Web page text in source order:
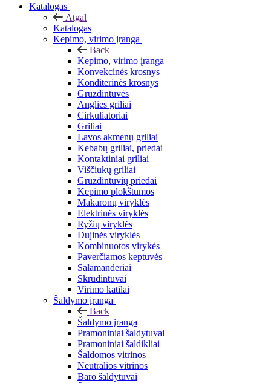
Katalogas
Atgal
Katalogas
Kepimo, virimo įranga
Back
Kepimo, virimo įranga
Konvekcinės krosnys
Konditerinės krosnys
Gruzdintuvės
Anglies griliai
Cirkuliatoriai
Griliai
Lavos akmenų griliai
Kebabų griliai, priedai
Kontaktiniai griliai
Viščiukų griliai
Gruzdintuvių priedai
Kepimo plokštumos
Makaronų viryklės
Elektrinės viryklės
Ryžių viryklės
Dujinės viryklės
Kombinuotos virykės
Paverčiamos keptuvės
Salamanderiai
Skrudintuvai
Virimo katilai
Šaldymo įranga
Back
Šaldymo įranga
Pramoniniai šaldytuvai
Pramoniniai šaldikliai
Šaldomos vitrinos
Neutralios vitrinos
Baro šaldytuvai